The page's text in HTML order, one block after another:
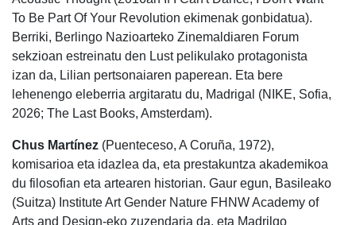
To Be Part Of Your Revolution ekimenak gonbidatua).
Berriki, Berlingo Nazioarteko Zinemaldiaren Forum
sekzioan estreinatu den Lust pelikulako protagonista
izan da, Lilian pertsonaiaren paperean. Eta bere
lehenengo eleberria argitaratu du, Madrigal (NIKE, Sofia,
2026; The Last Books, Amsterdam).
Chus Martínez (Puenteceso, A Coruña, 1972),
komisarioa eta idazlea da, eta prestakuntza akademikoa
du filosofian eta artearen historian. Gaur egun, Basileako
(Suitza) Institute Art Gender Nature FHNW Academy of
Arts and Design-eko zuzendaria da, eta Madrilgo